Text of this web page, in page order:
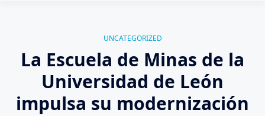
UNCATEGORIZED
La Escuela de Minas de la
Universidad de León
impulsa su modernización